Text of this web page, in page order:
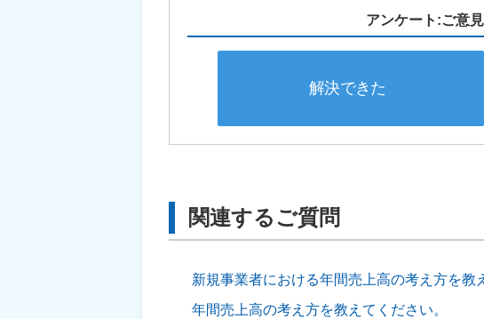
アンケート:ご意
解決できた
関連するご質問
新規事業者における年間売上高の考え方を教
年間売上高の考え方を教えてください。